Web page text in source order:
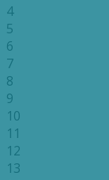
4
5
6
7
8
9
10
11
12
13